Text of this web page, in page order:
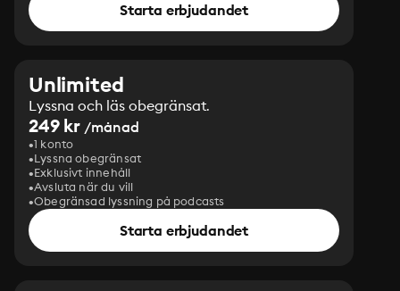
Starta erbjudandet
Unlimited
Lyssna och läs obegränsat.
249 kr /månad
1 konto
Lyssna obegränsat
Exklusivt innehåll
Avsluta när du vill
Obegränsad lyssning på podcasts
Starta erbjudandet